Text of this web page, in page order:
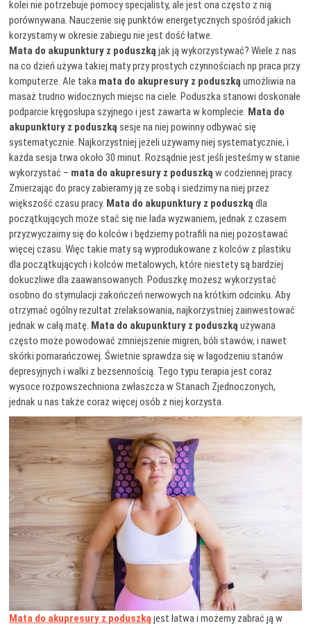
kolei nie potrzebuje pomocy specjalisty, ale jest ona często z nią
porównywana. Nauczenie się punktów energetycznych spośród jakich
korzystamy w okresie zabiegu nie jest dość łatwe.
Mata do akupunktury z poduszkąjak ją wykorzystywać? Wiele z nas
na co dzień używa takiej maty przy prostych czynnościach np praca przy
komputerze. Ale taka mata do akupresury z poduszkąumożliwia na
masaż trudno widocznych miejsc na ciele. Poduszka stanowi doskonałe
podparcie kręgosłupa szyjnego i jest zawarta w komplecie. Mata do
akupunktury z poduszkąsesje na niej powinny odbywać się
systematycznie. Najkorzystniej jeżeli używamy niej systematycznie, i
każda sesja trwa około 30 minut. Rozsądnie jest jeśli jesteśmy w stanie
wykorzystać – mata do akupresury z poduszkąw codziennej pracy.
Zmierzając do pracy zabieramy ją ze sobą i siedzimy na niej przez
większość czasu pracy. Mata do akupunktury z poduszkądla
początkujących może stać się nie lada wyzwaniem, jednak z czasem
przyzwyczaimy się do kolców i będziemy potrafili na niej pozostawać
więcej czasu. Więc takie maty są wyprodukowane z kolców z plastiku
dla początkujących i kolców metalowych, które niestety są bardziej
dokuczliwe dla zaawansowanych. Poduszkę możesz wykorzystać
osobno do stymulacji zakończeń nerwowych na krótkim odcinku. Aby
otrzymać ogólny rezultat zrelaksowania, najkorzystniej zainwestować
jednak w całą matę. Mata do akupunktury z poduszkąużywana
często może powodować zmniejszenie migren, bóli stawów, i nawet
skórki pomarańczowej. Świetnie sprawdza się w łagodzeniu stanów
depresyjnych i walki z bezsennością. Tego typu terapia jest coraz
wysoce rozpowszechniona zwłaszcza w Stanach Zjednoczonych,
jednak u nas także coraz więcej osób z niej korzysta.
Mata do akupresury z poduszkąjest łatwa i możemy zabrać ją w